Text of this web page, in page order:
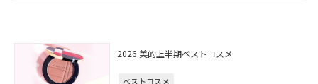
2026 美的上半期ベストコスメ
ベストコスメ